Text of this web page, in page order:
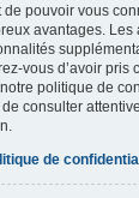
pouvoir vous
avantages.
vous d’avoir pris
politique de
consulter
de